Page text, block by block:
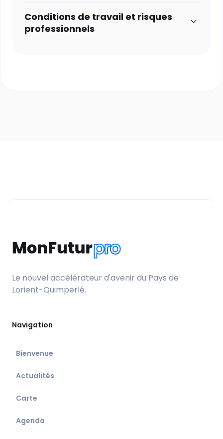
Conditions de travail et risques
professionnels
Le nouvel accélérateur d'avenir du Pays de
Lorient-Quimperlé.
Navigation
Bienvenue
Actualités
Carte
Agenda